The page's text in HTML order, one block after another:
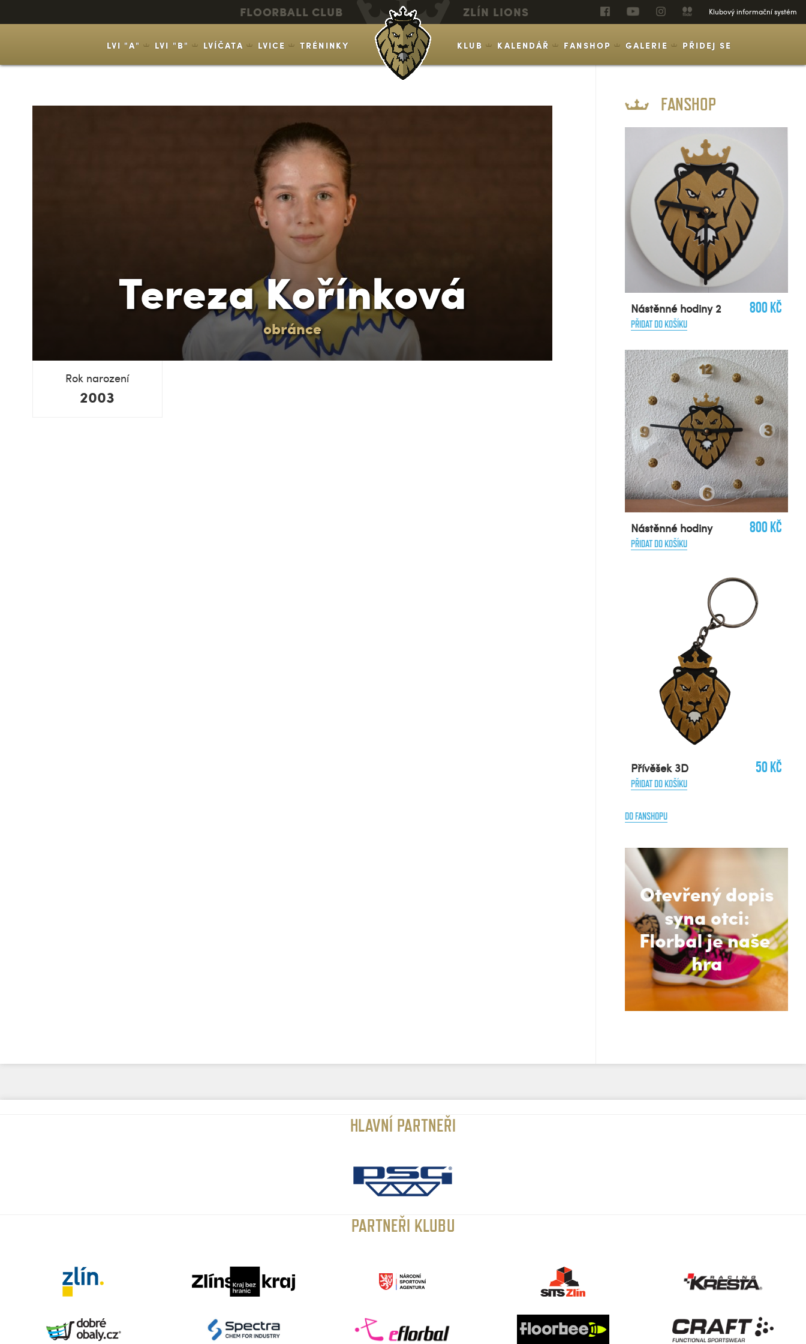
FLOORBALL CLUB ZLÍN LIONS Klubový informační systém
LVI "A" LVI "B" LVÍČATA LVICE TRÉNINKY KLUB KALENDÁŘ FANSHOP GALERIE PŘIDEJ SE
Tereza Kořínková
obránce
Rok narození
2003
FANSHOP
Nástěnné hodiny 2
PŘIDAT DO KOŠÍKU
800 Kč
Nástěnné hodiny
PŘIDAT DO KOŠÍKU
800 Kč
Přívěšek 3D
PŘIDAT DO KOŠÍKU
50 Kč
DO FANSHOPU
HLAVNÍ PARTNEŘI
PARTNEŘI KLUBU